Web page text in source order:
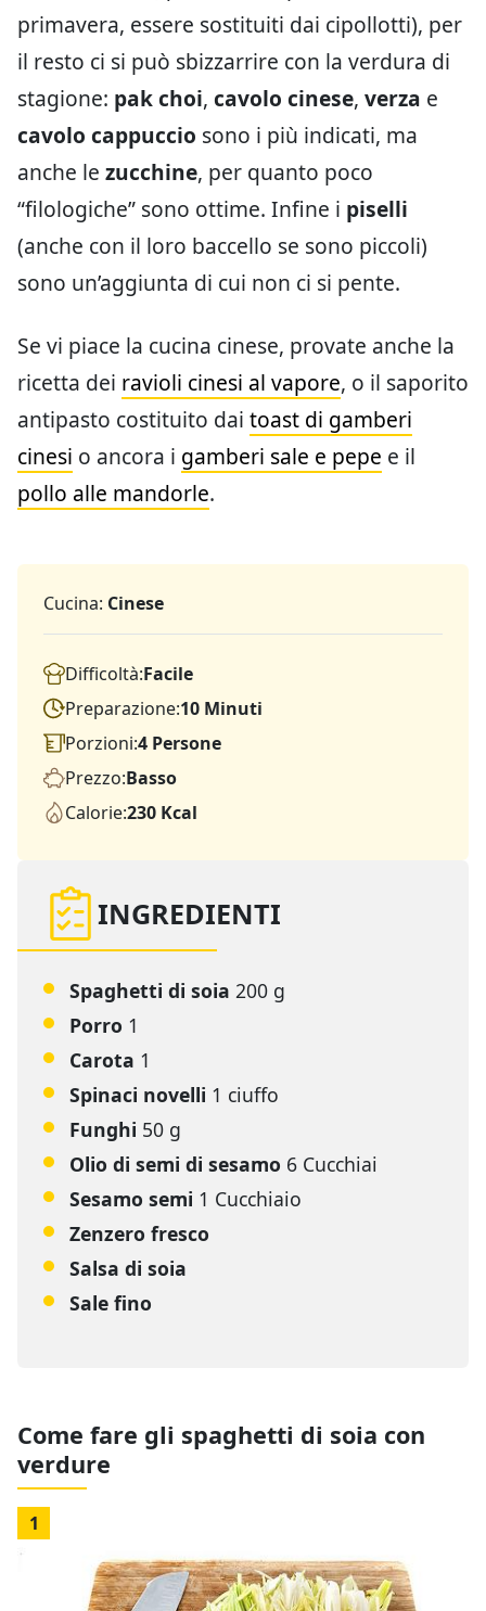
primavera, essere sostituiti dai cipollotti), per
il resto ci si può sbizzarrire con la verdura di
stagione: pak choi, cavolo cinese, verza e
cavolo cappuccio sono i più indicati, ma
anche le zucchine, per quanto poco
“filologiche” sono ottime. Infine i piselli
(anche con il loro baccello se sono piccoli)
sono un’aggiunta di cui non ci si pente.
Se vi piace la cucina cinese, provate anche la
ricetta dei ravioli cinesi al vapore, o il saporito
antipasto costituito dai toast di gamberi
cinesi o ancora i gamberi sale e pepe e il
pollo alle mandorle.
Cucina: Cinese
Difficoltà:Facile
Preparazione:10 Minuti
Porzioni:4 Persone
Prezzo:Basso
Calorie:230 Kcal
INGREDIENTI
Spaghetti di soia 200 g
Porro 1
Carota 1
Spinaci novelli 1 ciuffo
Funghi 50 g
Olio di semi di sesamo 6 Cucchiai
Sesamo semi 1 Cucchiaio
Zenzero fresco
Salsa di soia
Sale fino
Come fare gli spaghetti di soia con
verdure
1